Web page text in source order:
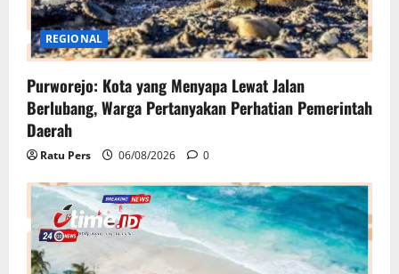
REGIONAL
Purworejo: Kota yang Menyapa Lewat Jalan
Berlubang, Warga Pertanyakan Perhatian Pemerintah
Daerah
Ratu Pers 06/08/2026 0